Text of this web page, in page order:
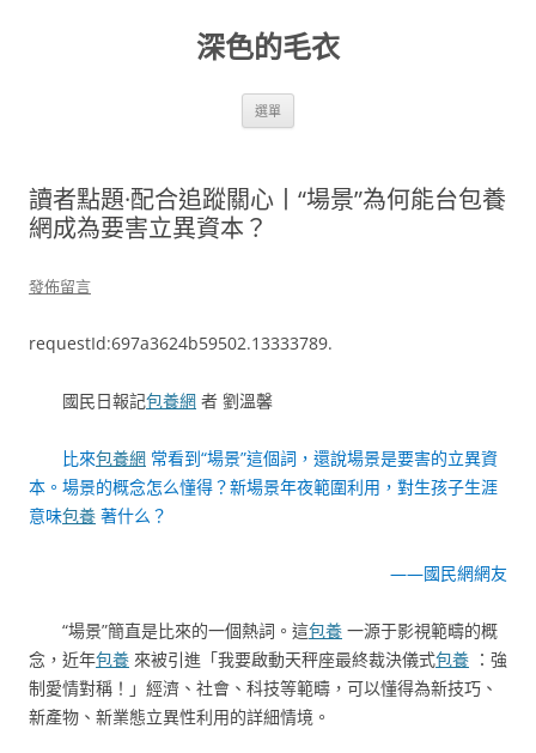
深色的毛衣
選單
讀者點題·配合追蹤關心丨“場景”為何能台包養
網成為要害立異資本？
發佈留言
requestId:697a3624b59502.13333789.
國民日報記包養網 者 劉溫馨
比來包養網 常看到“場景”這個詞，還說場景是要害的立異資
本。場景的概念怎么懂得？新場景年夜範圍利用，對生孩子生涯
意味包養 著什么？
——國民網網友
“場景”簡直是比來的一個熱詞。這包養 一源于影視範疇的概
念，近年包養 來被引進「我要啟動天秤座最終裁決儀式包養 ：強
制愛情對稱！」經濟、社會、科技等範疇，可以懂得為新技巧、
新產物、新業態立異性利用的詳細情境。